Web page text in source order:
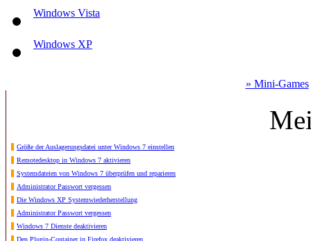
Windows Vista
Windows XP
» Mini-Games
Größe der Auslagerungsdatei unter Windows 7 einstellen
Remotedesktop in Windows 7 aktivieren
Systemdateien von Windows 7 überprüfen und reparieren
Administrator Passwort vergessen
Die Windows XP Systemwiederherstellung
Administrator Passwort vergessen
Windows 7 Dienste deaktivieren
Den Plugin-Container in Firefox deaktivieren